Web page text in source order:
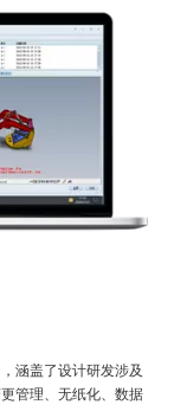
涵盖了设计研发涉及
管理、无纸化、数据